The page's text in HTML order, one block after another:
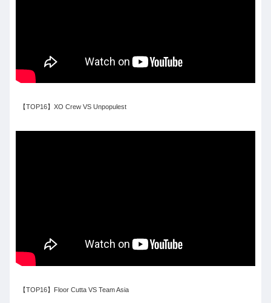
【TOP16】XO Crew VS Unpopulest
【TOP16】Floor Cutta VS Team Asia